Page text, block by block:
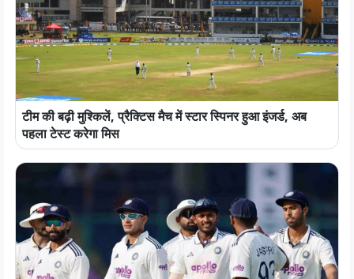
टीम की बढ़ी मुश्किलें, प्रैक्टिस मैच में स्टार स्पिनर हुआ इंजर्ड, अब
पहला टेस्ट करेगा मिस